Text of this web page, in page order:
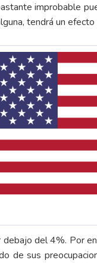
improbable
tendrá un
del 4%. Por
de sus